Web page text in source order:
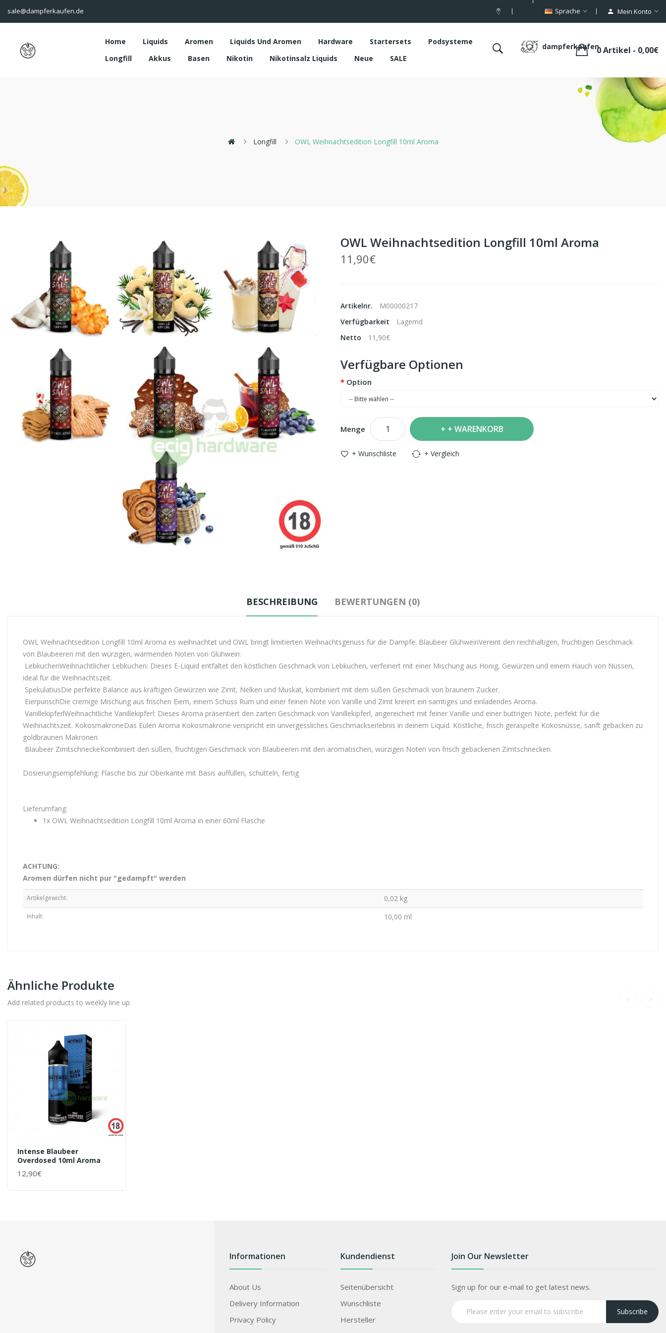
sale@dampferkaufen.de Sprache Mein Konto
Home Liquids Aromen Liquids Und Aromen Hardware Startersets
Podsysteme
Longfill
Akkus Basen Nikotin Nikotinsalz Liquids Neue SALE
dampferkaufen0 Artikel - 0,00€
Longfill OWL Weihnachtsedition Longfill 10ml Aroma
OWL Weihnachtsedition Longfill 10ml Aroma
11,90€
Artikelnr.
M00000217
Verfügbarkeit
Lagernd
Netto
11,90€
Verfügbare Optionen
Option
Menge + WARENKORB
+ Wunschliste + Vergleich
BESCHREIBUNG BEWERTUNGEN (0)
OWL Weihnachtsedition Longfill 10ml Aroma es weihnachtet und OWL bringt limitierten Weihnachtsgenuss für die Dampfe. Blaubeer GlühweinVereint den reichhaltigen, fruchtigen Geschmack
von Blaubeeren mit den würzigen, wärmenden Noten von Glühwein.
LebkuchenWeihnachtlicher Lebkuchen: Dieses E-Liquid entfaltet den köstlichen Geschmack von Lebkuchen, verfeinert mit einer Mischung aus Honig, Gewürzen und einem Hauch von Nüssen,
ideal für die Weihnachtszeit.
SpekulatiusDie perfekte Balance aus kräftigen Gewürzen wie Zimt, Nelken und Muskat, kombiniert mit dem süßen Geschmack von braunem Zucker.
EierpunschDie cremige Mischung aus frischen Eiern, einem Schuss Rum und einer feinen Note von Vanille und Zimt kreiert ein samtiges und einladendes Aroma.
VanillekipferlWeihnachtliche Vanillekipferl: Dieses Aroma präsentiert den zarten Geschmack von Vanillekipferl, angereichert mit feiner Vanille und einer buttrigen Note, perfekt für die
Weihnachtszeit. KokosmakroneDas Eulen Aroma Kokosmakrone verspricht ein unvergessliches Geschmackserlebnis in deinem Liquid. Köstliche, frisch geraspelte Kokosnüsse, sanft gebacken zu
goldbraunen Makronen.
Blaubeer ZimtschneckeKombiniert den süßen, fruchtigen Geschmack von Blaubeeren mit den aromatischen, würzigen Noten von frisch gebackenen Zimtschnecken.
Dosierungsempfehlung: Flasche bis zur Oberkante mit Basis auffüllen, schütteln, fertig
Lieferumfang:
1x OWL Weihnachtsedition Longfill 10ml Aroma in einer 60ml Flasche
ACHTUNG:
Aromen dürfen nicht pur "gedampft" werden
Artikelgewicht: 0,02 kg
Inhalt: 10,00 ml
Ähnliche Produkte
Add related products to weekly line up
Intense Blaubeer
Overdosed 10ml Aroma
12,90€
+ WARENKORB
Informationen
About Us
Delivery Information
Privacy Policy
Kundendienst
Seitenübersicht
Wunschliste
Hersteller
Join Our Newsletter
Sign up for our e-mail to get latest news.
Subscribe